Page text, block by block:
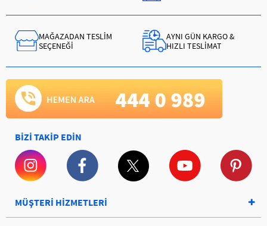
MAĞAZADAN TESLİM
SEÇENEĞİ
AYNI GÜN KARGO &
HIZLI TESLİMAT
BİZİ TAKİP EDİN
MÜŞTERİ HİZMETLERİ